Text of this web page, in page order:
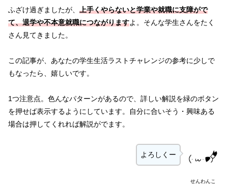
ふざけ過ぎましたが、 上手くやらないと学業や就職に支障がで
て、退学や不本意就職につながりますよ。そんな学生さんをたく
さん見てきました。
この記事が、あなたの学生生活ラストチャレンジの参考に少しで
もなったら、嬉しいです。
1つ注意点。色んなパターンがあるので、詳しい解説を緑のボタン
を押せば表示するようにしています。自分に合いそう・興味ある
場合は押してくれれば解説がでます。
せんわんこ
よろしくー